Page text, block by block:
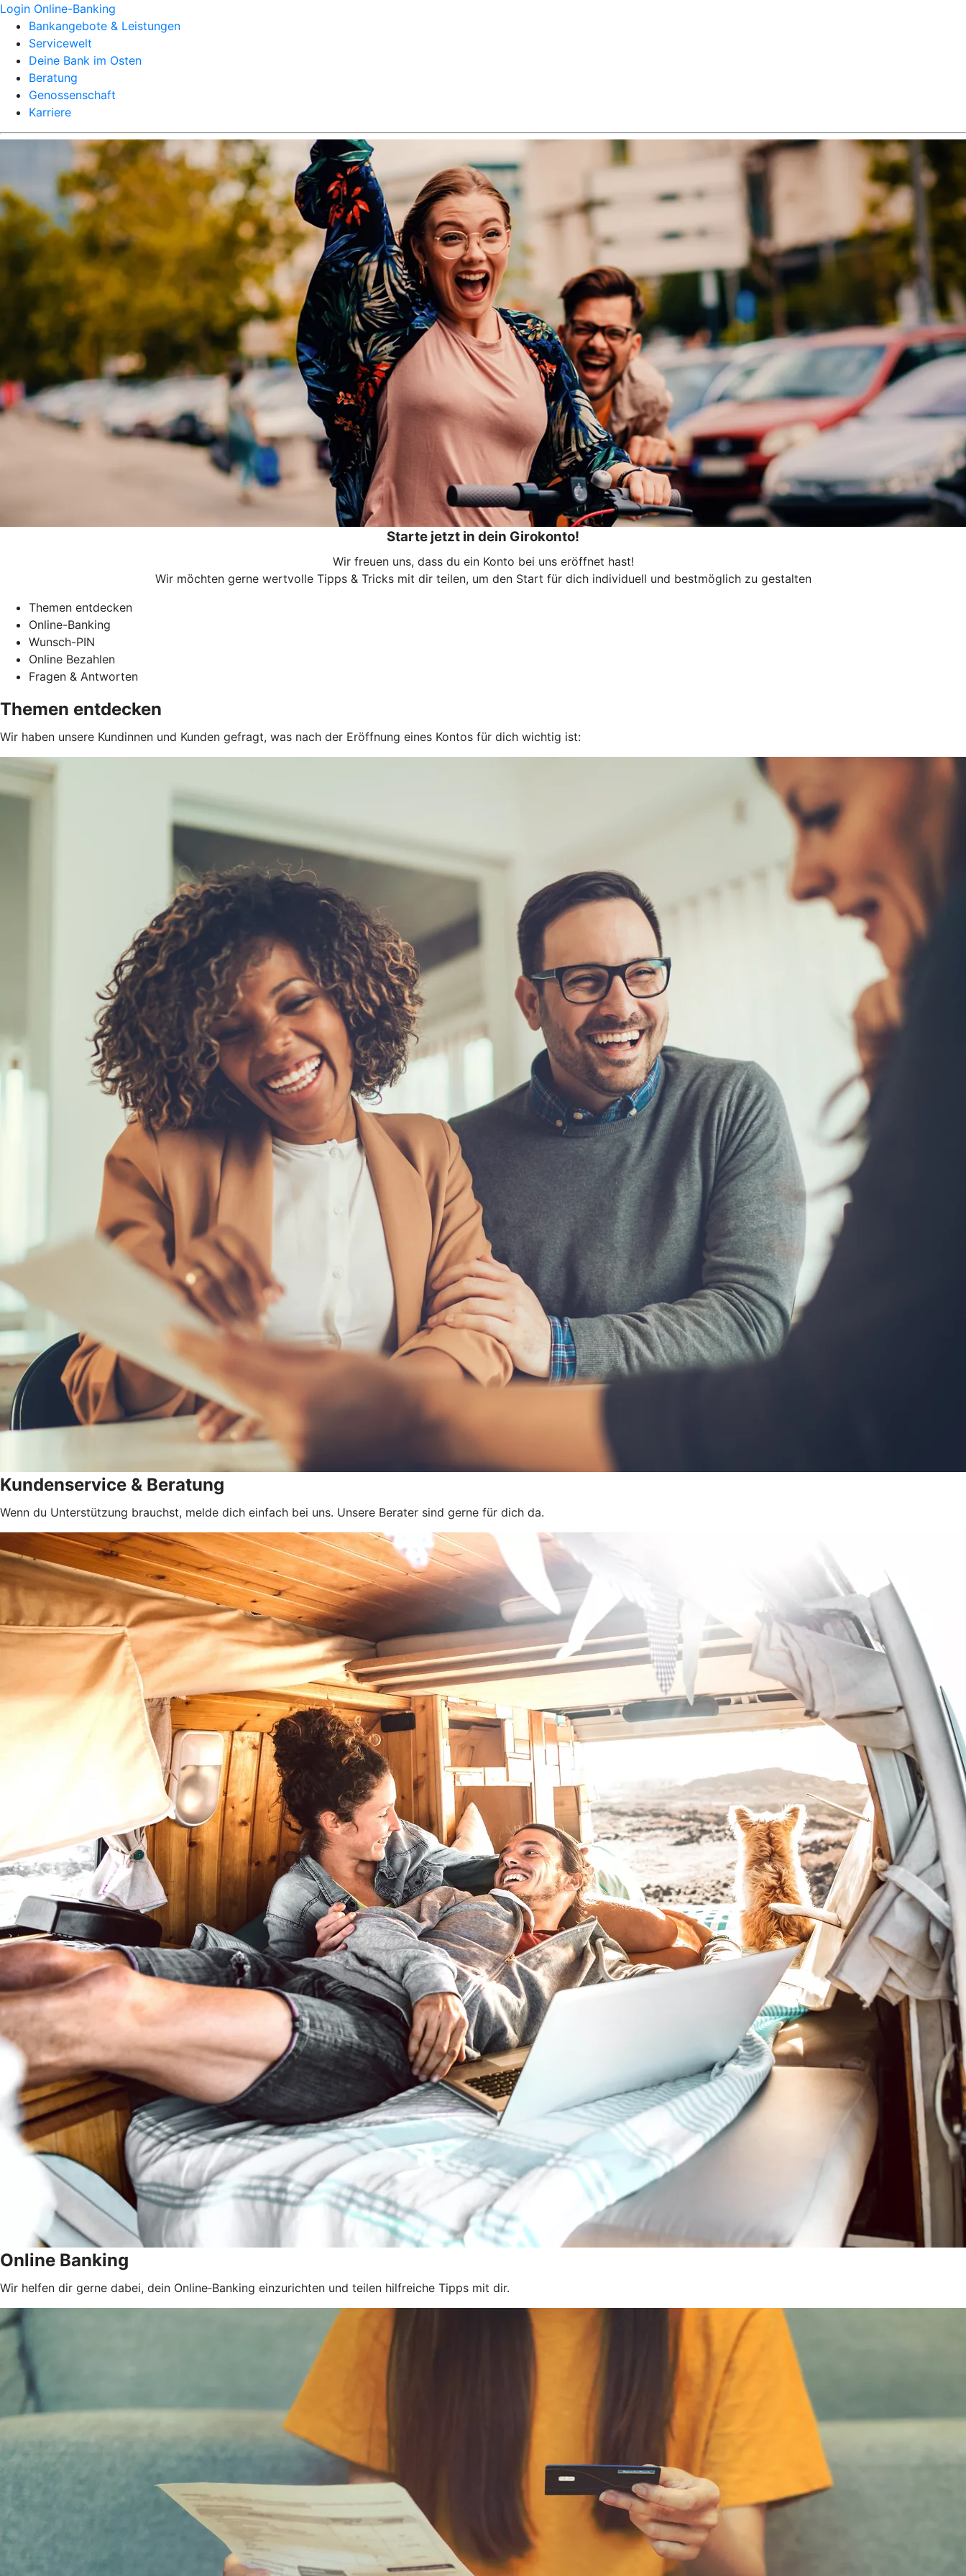
Login Online-Banking
Bankangebote & Leistungen
Servicewelt
Deine Bank im Osten
Beratung
Genossenschaft
Karriere
Starte jetzt in dein Girokonto!
Wir freuen uns, dass du ein Konto bei uns eröffnet hast!
Wir möchten gerne wertvolle Tipps & Tricks mit dir teilen, um den Start für dich individuell und bestmöglich zu gestalten
Themen entdecken
Online-Banking
Wunsch-PIN
Online Bezahlen
Fragen & Antworten
Themen entdecken
Wir haben unsere Kundinnen und Kunden gefragt, was nach der Eröffnung eines Kontos für dich wichtig ist:
Kundenservice & Beratung
Wenn du Unterstützung brauchst, melde dich einfach bei uns. Unsere Berater sind gerne für dich da.
Online Banking
Wir helfen dir gerne dabei, dein Online‑Banking einzurichten und teilen hilfreiche Tipps mit dir.